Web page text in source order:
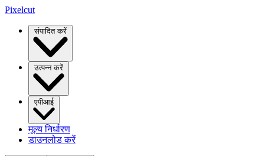
Pixelcut
संपादित करें
उत्पन्न करें
एपीआई
मूल्य निर्धारण
डाउनलोड करें